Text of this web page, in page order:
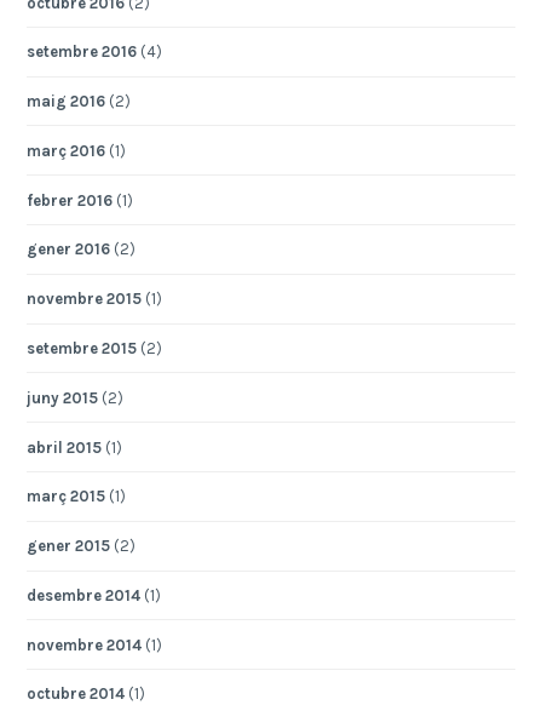
setembre 2016 (4)
maig 2016 (2)
març 2016 (1)
febrer 2016 (1)
gener 2016 (2)
novembre 2015 (1)
setembre 2015 (2)
juny 2015 (2)
abril 2015 (1)
març 2015 (1)
gener 2015 (2)
desembre 2014 (1)
novembre 2014 (1)
octubre 2014 (1)